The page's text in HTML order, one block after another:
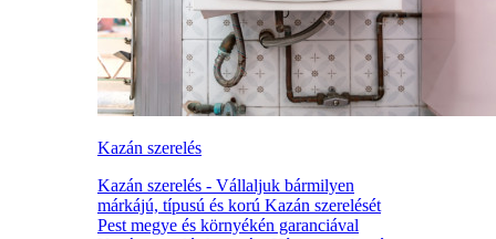
Kazán szerelés
Kazán szerelés - Vállaljuk bármilyen
márkájú, típusú és korú Kazán szerelését
Pest megye és környékén garanciával